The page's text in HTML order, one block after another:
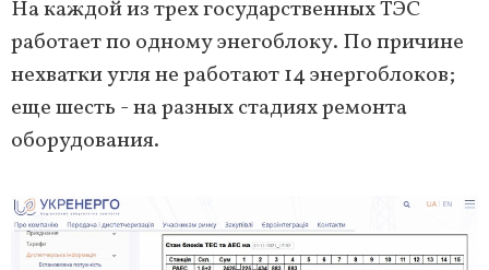
На каждой из трех государственных ТЭС
работает по одному энегоблоку. По причине
нехватки угля не работают 14 энергоблоков;
еще шесть - на разных стадиях ремонта
оборудования.